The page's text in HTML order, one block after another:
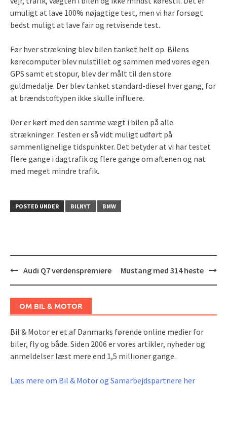
umuligt at lave 100% nøjagtige test, men vi har forsøgt
bedst muligt at lave fair og retvisende test.
Før hver strækning blev bilen tanket helt op. Bilens
kørecomputer blev nulstillet og sammen med vores egen
GPS samt et stopur, blev der målt til den store
guldmedalje. Der blev tanket standard-diesel hver gang, for
at brændstoftypen ikke skulle influere.
Der er kørt med den samme vægt i bilen på alle
strækninger. Testen er så vidt muligt udført på
sammenlignelige tidspunkter. Det betyder at vi har testet
flere gange i dagtrafik og flere gange om aftenen og nat
med meget mindre trafik.
POSTED UNDER BILNYT BMW
PostAudi Q7 verdenspremiere Mustang med 314 heste
OM BIL & MOTOR
Bil & Motor er et af Danmarks førende online medier for
biler, fly og både. Siden 2006 er vores artikler, nyheder og
anmeldelser læst mere end 1,5 millioner gange.
Læs mere om Bil & Motor og Samarbejdspartnere her